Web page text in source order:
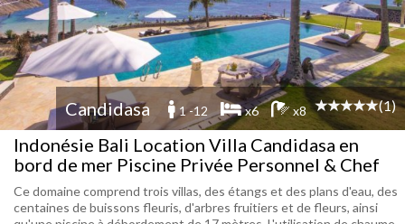
Candidasa 1 -12 x6 x8 (1)
Indonésie Bali Location Villa Candidasa en
bord de mer Piscine Privée Personnel & Chef
Ce domaine comprend trois villas, des étangs et des plans d'eau, des
centaines de buissons fleuris, d'arbres fruitiers et de fleurs, ainsi